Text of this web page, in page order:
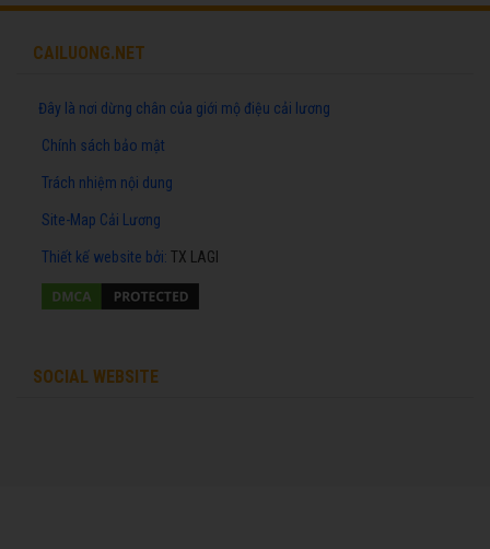
CAILUONG.NET
Đây là nơi dừng chân của giới mộ điệu cải lương
Chính sách bảo mật
Trách nhiệm nội dung
Site-Map Cải Lương
Thiết kế website bởi: TX LAGI
SOCIAL WEBSITE